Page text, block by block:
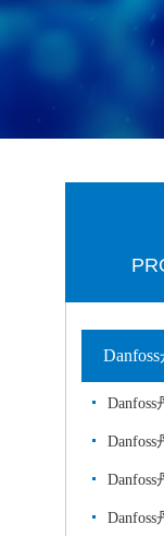
Danfoss